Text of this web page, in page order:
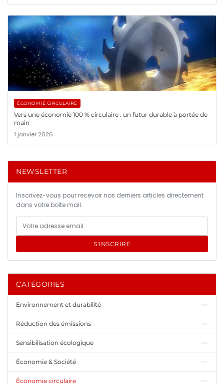
ÉCONOMIE CIRCULAIRE
Vers une économie 100 % circulaire : un futur durable à portée de
main
1 janvier 2026
NEWSLETTER
Inscrivez-vous pour recevoir nos derniers articles directement
dans votre boîte mail.
S'INSCRIRE
CATÉGORIES
Environnement et durabilité
Réduction des émissions
Sensibilisation écologique
Économie & Société
Économie circulaire